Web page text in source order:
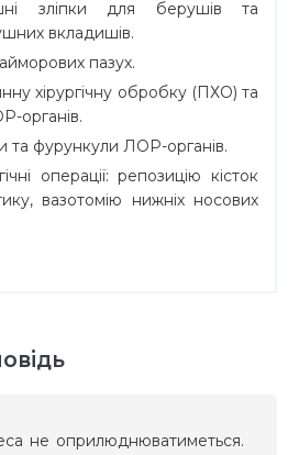
зліпки для берушів та
вкладишів.
пазух.
хірургічну обробку (ПХО) та
органів.
та фурункули ЛОР-органів.
операції: репозицію кісток
вазотомію нижніх носових
не оприлюднюватиметься.